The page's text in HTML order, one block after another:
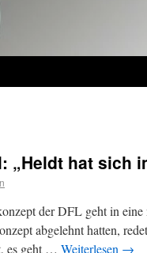
„Heldt hat sich
der DFL geht in
abgelehnt hatten,
es geht … Weiterlesen →